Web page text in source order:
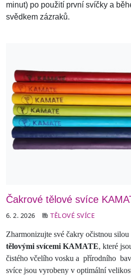
minut) po použití první svíčky a
svědkem zázraků.
Čakrové tělové svíce
6. 2. 2026 TĚLOVÉ SVÍCE
Zharmonizujte své čakry očistnou
tělovými svícemi KAMATE, které
čistého včelího vosku a přírodního
svíce jsou vyrobeny v optimální